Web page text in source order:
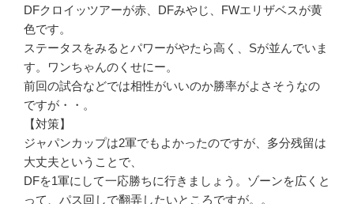
DFクロイッツアーが赤、DFみやじ、FWエリザベスが黄
色です。
ステータスをみるとパワーがやたら高く、Sが並んでいま
す。ワンちゃんのくせにー。
前回の試合などでは相性がいいのか勝率がよさそうなの
ですが・・。
【対策】
ジャパンカップは2軍でもよかったのですが、多分残留は
大丈夫ということで、
DFを1軍にして一応勝ちに行きましょう。ゾーンを広くと
って、パス回しで翻弄したいところですが。。